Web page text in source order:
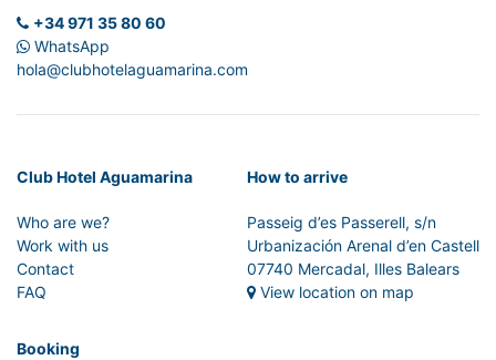
+34 971 35 80 60
WhatsApp
hola@clubhotelaguamarina.com
Club Hotel Aguamarina
Who are we?
Work with us
Contact
FAQ
How to arrive
Passeig d’es Passerell, s/n
Urbanización Arenal d’en Castell
07740 Mercadal, Illes Balears
View location on map
Booking